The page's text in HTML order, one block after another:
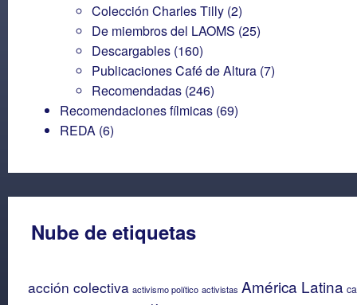
Colección Charles Tilly (2)
De miembros del LAOMS (25)
Descargables (160)
Publicaciones Café de Altura (7)
Recomendadas (246)
Recomendaciones fílmicas (69)
REDA (6)
Nube de etiquetas
acción colectiva activismo político activistas América Latina